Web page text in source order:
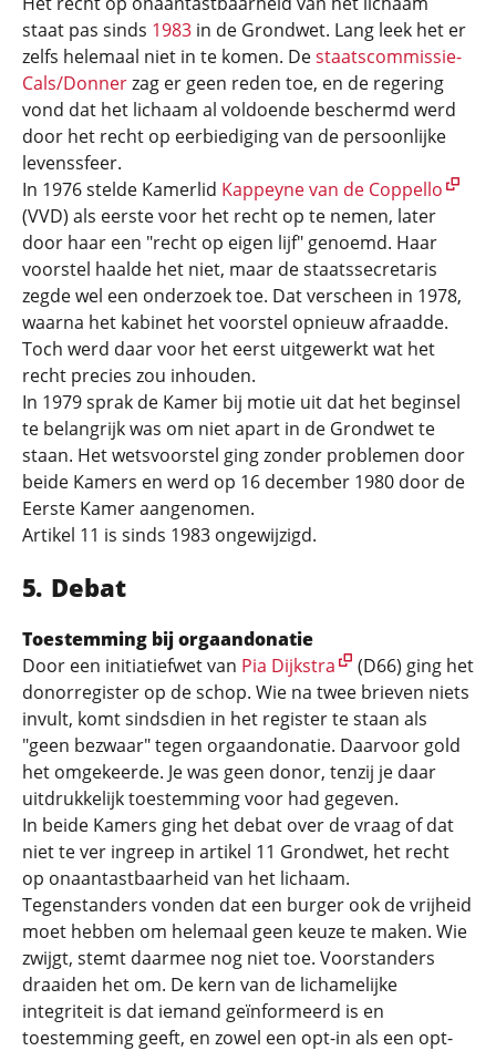
staat pas sinds 1983 in de Grondwet. Lang leek het er
zelfs helemaal niet in te komen. Destaatscommissie-
Cals/Donnerzag er geen reden toe, en de regering
vond dat het lichaam al voldoende beschermd werd
door het recht op eerbiediging van de persoonlijke
levenssfeer.
In 1976 stelde Kamerlid Kappeyne van de Coppello
(VVD) als eerste voor het recht op te nemen, later
door haar een "recht op eigen lijf" genoemd. Haar
voorstel haalde het niet, maar de staatssecretaris
zegde wel een onderzoek toe. Dat verscheen in 1978,
waarna het kabinet het voorstel opnieuw afraadde.
Toch werd daar voor het eerst uitgewerkt wat het
recht precies zou inhouden.
In 1979 sprak de Kamer bij motie uit dat het beginsel
te belangrijk was om niet apart in de Grondwet te
staan. Het wetsvoorstel ging zonder problemen door
beide Kamers en werd op 16 december 1980 door de
Eerste Kamer aangenomen.
Artikel 11 is sinds 1983 ongewijzigd.
Debat
Toestemming bij orgaandonatie
Door een initiatiefwet van Pia Dijkstra
(D66) ging het
donorregister op de schop. Wie na twee brieven niets
invult, komt sindsdien in het register te staan als
"geen bezwaar" tegen orgaandonatie. Daarvoor gold
het omgekeerde. Je was geen donor, tenzij je daar
uitdrukkelijk toestemming voor had gegeven.
In beide Kamers ging het debat over de vraag of dat
niet te ver ingreep in artikel 11 Grondwet, het recht
op onaantastbaarheid van het lichaam.
Tegenstanders vonden dat een burger ook de vrijheid
moet hebben om helemaal geen keuze te maken. Wie
zwijgt, stemt daarmee nog niet toe. Voorstanders
draaiden het om. De kern van de lichamelijke
integriteit is dat iemand geïnformeerd is en
toestemming geeft, en zowel een opt-in als een opt-